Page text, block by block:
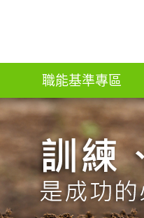
職能基準專區